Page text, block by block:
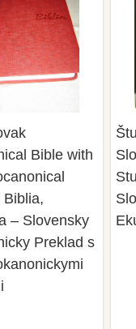
Bible with
Biblia,
– Slovensky
Preklad s